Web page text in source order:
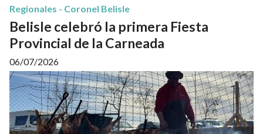
Belisle celebró la primera Fiesta
Provincial de la Carneada
Regionales - Coronel Belisle
06/07/2026